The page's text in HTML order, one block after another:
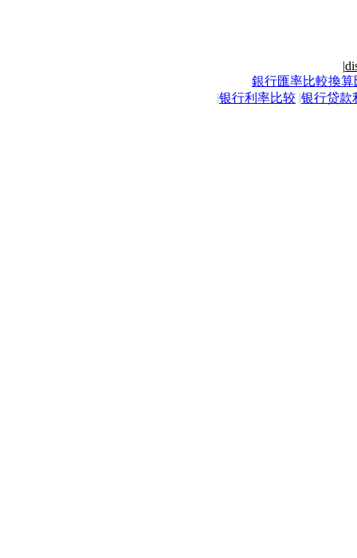
|
銀行匯率比較換算
|银行利率比较 |银行贷款